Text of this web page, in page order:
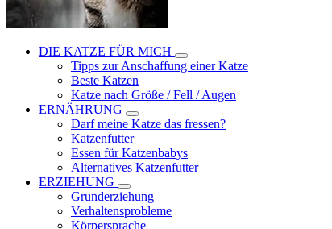
DIE KATZE FÜR MICH
Tipps zur Anschaffung einer Katze
Beste Katzen
Katze nach Größe / Fell / Augen
ERNÄHRUNG
Darf meine Katze das fressen?
Katzenfutter
Essen für Katzenbabys
Alternatives Katzenfutter
ERZIEHUNG
Grunderziehung
Verhaltensprobleme
Körpersprache